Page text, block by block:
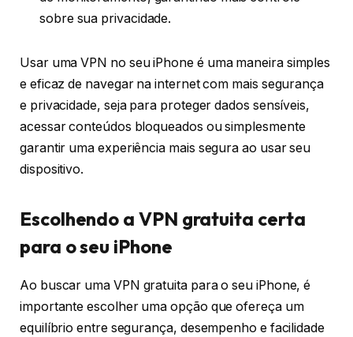
sobre sua privacidade.
Usar uma VPN no seu iPhone é uma maneira simples
e eficaz de navegar na internet com mais segurança
e privacidade, seja para proteger dados sensíveis,
acessar conteúdos bloqueados ou simplesmente
garantir uma experiência mais segura ao usar seu
dispositivo.
Escolhendo a VPN gratuita certa
para o seu iPhone
Ao buscar uma VPN gratuita para o seu iPhone, é
importante escolher uma opção que ofereça um
equilíbrio entre segurança, desempenho e facilidade